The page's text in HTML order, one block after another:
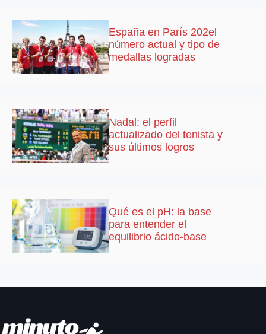
España en París 202el
número actual y tipo de
medallas logradas
Nadal: el perfil
actualizado del tenista y
sus últimos logros
Qué es el pH: la base
para entender el
equilibrio ácido-base